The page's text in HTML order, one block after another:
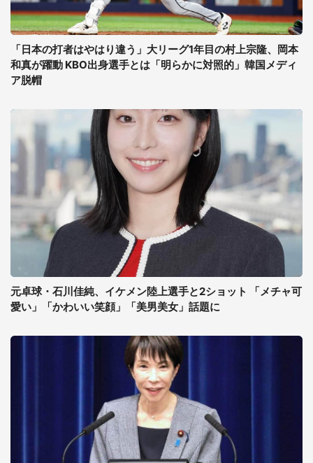
「日本の打者はやはり違う」大リーグ1年目の村上宗隆、岡本
和真が躍動 KBO出身選手とは「明らかに対照的」韓国メディ
ア脱帽
元卓球・石川佳純、イケメン陸上選手と2ショット 「メチャ可
愛い」「かわいい笑顔」「美男美女」話題に